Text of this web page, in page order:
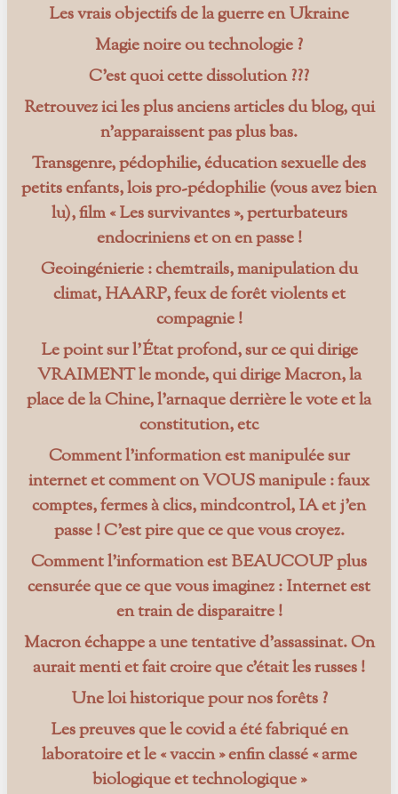
Les vrais objectifs de la guerre en Ukraine
Magie noire ou technologie ?
C’est quoi cette dissolution ???
Retrouvez ici les plus anciens articles du blog, qui
n’apparaissent pas plus bas.
Transgenre, pédophilie, éducation sexuelle des
petits enfants, lois pro-pédophilie (vous avez bien
lu), film « Les survivantes », perturbateurs
endocriniens et on en passe !
Geoingénierie : chemtrails, manipulation du
climat, HAARP, feux de forêt violents et
compagnie !
Le point sur l’État profond, sur ce qui dirige
VRAIMENT le monde, qui dirige Macron, la
place de la Chine, l’arnaque derrière le vote et la
constitution, etc
Comment l’information est manipulée sur
internet et comment on VOUS manipule : faux
comptes, fermes à clics, mindcontrol, IA et j’en
passe ! C’est pire que ce que vous croyez.
Comment l’information est BEAUCOUP plus
censurée que ce que vous imaginez : Internet est
en train de disparaitre !
Macron échappe a une tentative d’assassinat. On
aurait menti et fait croire que c’était les russes !
Une loi historique pour nos forêts ?
Les preuves que le covid a été fabriqué en
laboratoire et le « vaccin » enfin classé « arme
biologique et technologique »